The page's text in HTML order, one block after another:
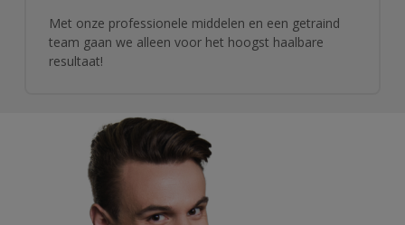
Met onze professionele middelen en een getraind
team gaan we alleen voor het hoogst haalbare
resultaat!